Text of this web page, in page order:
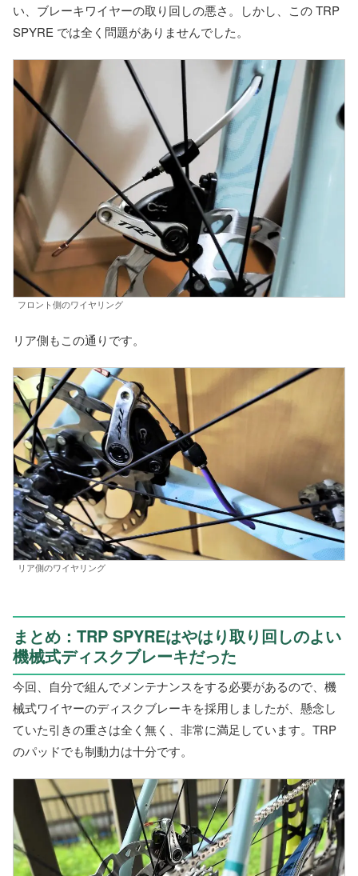
い、ブレーキワイヤーの取り回しの悪さ。しかし、この TRP
SPYRE では全く問題がありませんでした。
フロント側のワイヤリング
リア側もこの通りです。
リア側のワイヤリング
まとめ：TRP SPYREはやはり取り回しのよい
機械式ディスクブレーキだった
今回、自分で組んでメンテナンスをする必要があるので、機
械式ワイヤーのディスクブレーキを採用しましたが、懸念し
ていた引きの重さは全く無く、非常に満足しています。TRP
のパッドでも制動力は十分です。